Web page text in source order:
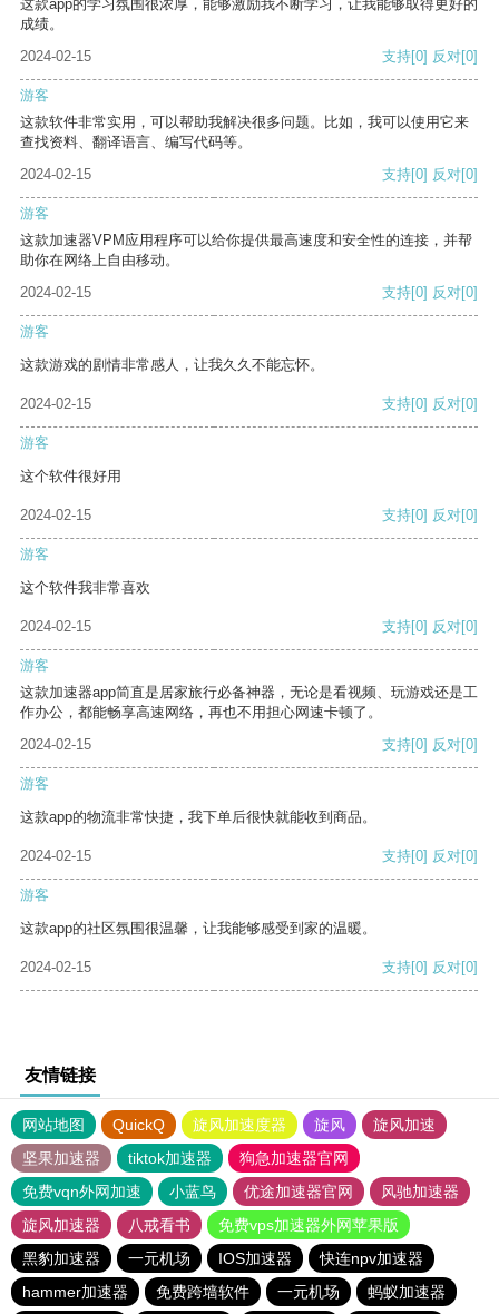
这款app的学习氛围很浓厚，能够激励我不断学习，让我能够取得更好的
成绩。
2024-02-15
支持[0] 反对[0]
游客
这款软件非常实用，可以帮助我解决很多问题。比如，我可以使用它来
查找资料、翻译语言、编写代码等。
2024-02-15
支持[0] 反对[0]
游客
这款加速器VPM应用程序可以给你提供最高速度和安全性的连接，并帮
助你在网络上自由移动。
2024-02-15
支持[0] 反对[0]
游客
这款游戏的剧情非常感人，让我久久不能忘怀。
2024-02-15 支持[0] 反对[0]
游客
这个软件很好用
2024-02-15 支持[0] 反对[0]
游客
这个软件我非常喜欢
2024-02-15 支持[0] 反对[0]
游客
这款加速器app简直是居家旅行必备神器，无论是看视频、玩游戏还是工
作办公，都能畅享高速网络，再也不用担心网速卡顿了。
2024-02-15
支持[0] 反对[0]
游客
这款app的物流非常快捷，我下单后很快就能收到商品。
2024-02-15 支持[0] 反对[0]
游客
这款app的社区氛围很温馨，让我能够感受到家的温暖。
2024-02-15 支持[0] 反对[0]
友情链接
网站地图 QuickQ 旋风加速度器 旋风
旋风加速
坚果加速器
tiktok加速器
狗急加速器官网
免费vqn外网加速
小蓝鸟 优途加速器官网
风驰加速器
旋风加速器
八戒看书
免费vps加速器外网苹果版
黑豹加速器
一元机场 IOS加速器
快连npv加速器
hammer加速器
免费跨墙软件 一元机场 蚂蚁加速器